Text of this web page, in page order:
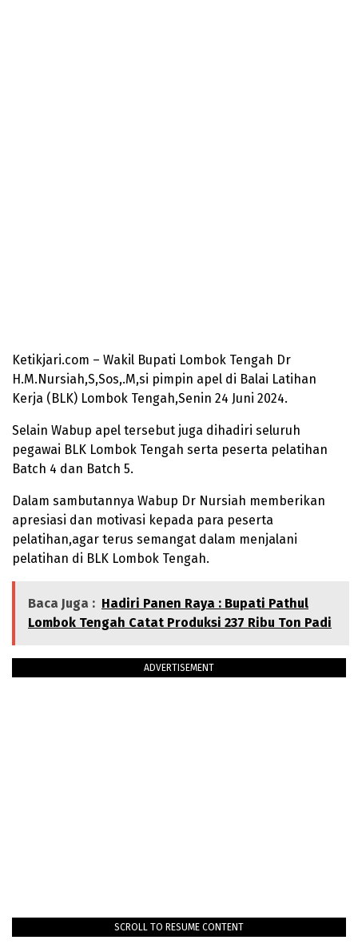
Ketikjari.com – Wakil Bupati Lombok Tengah Dr
H.M.Nursiah,S,Sos,.M,si pimpin apel di Balai Latihan
Kerja (BLK) Lombok Tengah,Senin 24 Juni 2024.
Selain Wabup apel tersebut juga dihadiri seluruh
pegawai BLK Lombok Tengah serta peserta pelatihan
Batch 4 dan Batch 5.
Dalam sambutannya Wabup Dr Nursiah memberikan
apresiasi dan motivasi kepada para peserta
pelatihan,agar terus semangat dalam menjalani
pelatihan di BLK Lombok Tengah.
Baca Juga : Hadiri Panen Raya : Bupati Pathul
Lombok Tengah Catat Produksi 237 Ribu Ton Padi
ADVERTISEMENT
SCROLL TO RESUME CONTENT